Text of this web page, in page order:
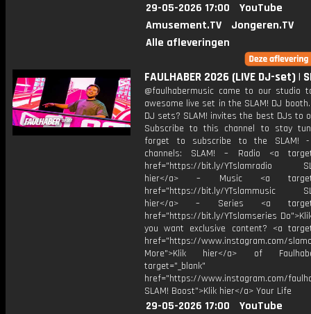
29-05-2026 17:00
YouTube
Amusement.TV
Jongeren.TV
Alle afleveringen
FAULHABER 2026 (LIVE DJ-set) |
@faulhabermusic came to our studio
awesome live set in the SLAM! DJ
DJ sets? SLAM! invites the best DJs to
Subscribe to this channel to stay
forget to subscribe to the SLAM! -
channels: SLAM! – Radio <a
href="https://bit.ly/YTslamradio
hier</a> – Music <a
href="https://bit.ly/YTslammusic
hier</a> – Series <a
href="https://bit.ly/YTslamseries
you want exclusive content? <a
href="https://www.instagram.com/
More">Klik hier</a> of
target="_blank"
href="https://www.instagram.com/
SLAM! Boost">Klik hier</a> Your Life
29-05-2026 17:00
YouTube